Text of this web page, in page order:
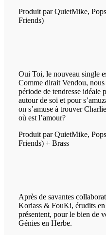
Produit par QuietMike,
Friends)
Oui Toi, le nouveau single
Comme dirait Vendou,
période de tendresse idéale
autour de soi et pour
on s’amuse à trouver
où est l’amour?
Produit par QuietMike,
Friends) + Brass
Après de savantes
Koriass & FouKi, érudits en
présentent, pour le bien de
Génies en Herbe.